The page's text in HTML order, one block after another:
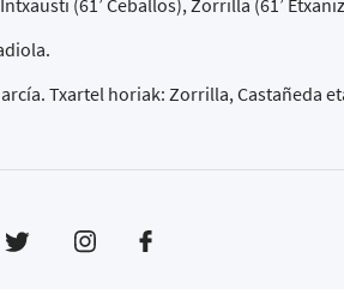
(61’ Ceballos), Zorrilla (61’
Txartel horiak: Zorrilla, Castañeda